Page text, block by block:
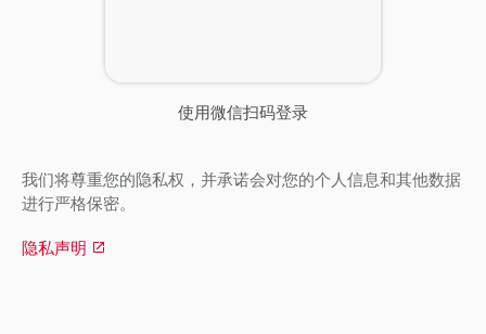
使用微信扫码登录
我们将尊重您的隐私权，并承诺会对您的个人信息和其他数据
进行严格保密。
隐私声明